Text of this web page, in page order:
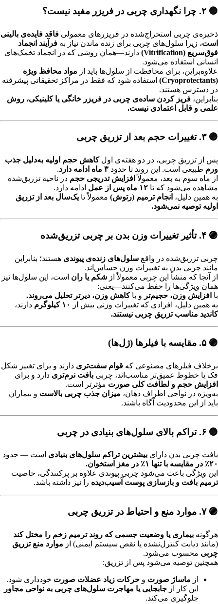
🟣 ۲. چرا نگهداری چربی در فریزر مفید نیست؟
ذخیره‌ی چربی استخراج‌شده در فریزرهای معمولی فاقد فایده‌ی بالینی
است، زیرا سلول‌های چربی برای زنده ماندن نیاز به فرآیند انجماد
فوق‌سریع (Vitrification)
دارند—همان روشی که در انجماد تخمک‌های
انسانی استفاده می‌شود.
علاوه‌براین، برای محافظت از سلول‌ها باید از مواد محافظ ویژه
(Cryoprotectants)
استفاده شود که فقط در مراکز تحقیقاتی پیشرفته
در دسترس هستند.
بنابراین، فریز کردن ساده‌ی چربی در فریزر خانگی یا کلینیکی، روش
علمی و قابل اعتمادی نیست.
🟣 ۳. تغییرات حجم بعد از تزریق چربی
پس از تزریق چربی، در دو هفته‌ی اولکاهش حجم اولیه به‌دلیل جذب
ورم طبیعی است. این روند تا حدود ۳ ماه ادامه دارد
.
از ماه سوم به بعد، معمولاً افزایش تدریجی حجم در ناحیه تزریق‌شده
مشاهده می‌شود که تا ۱۲ ماه پس از عمل
ادامه دارد.
به همین دلیل، انجام ترمیم (رتوش) معمولاً تا یک‌سال بعد از تزریق
اولیه توصیه نمی‌شود.
🟣 ۴. تأثیر تغییرات وزن بدن بر چربی تزریق‌شده
چربی تزریق‌شده در واقع سلول‌های زنده‌ی پیوندی هستند؛ بنابراین
مانند چربی بدن به تغییرات وزن حساس‌اند.
از آنجا که منشأ این چربی معمولاً از شکم یا ران است، این سلول‌ها نیز
همان ویژگی‌ها را حفظ می‌کنند—یعنی:
با افزایش وزن، حجیم‌تر و باکاهش وزن، دیرتر تحلیل می‌روند.
به همین دلیل، افرادی که تغییرات وزنی بیش از
۱۰ کیلوگرم
دارند،
کاندید مناسب تزریق چربی نیستند.
🟣 ۵. مقایسه با فیلرها (ژل‌ها)
برخلاف فیلرهای مصنوعی که قوام سفت‌تری دارند و برای تغییر شکل
فک یا خطوط عمیق‌تر مناسب‌اند، چربی بافت نرم‌تری دارد و برای
افزایش حجم و لطافت کلی صورت مؤثرتر است.
به‌ویژه در نواحی اطراف دهان، میزان جذب چربی بالاست و بیماران
باید از این محدودیت آگاه باشند.
🟣 ۶. تراکم بالای سلول‌های بنیادی در چربی
بافت چربی بدن دارای بیشترین تراکم سلول‌های بنیادی است — حدود
۲۰٪ در مقایسه با تنها ۱٪ در مغز استخوان.
این ویژگی باعث می‌شود چربی پیوندی علاوه بر پرکنندگی، خاصیت
ترمیم بافت و بازسازی پوست آسیب‌دیده را نیز داشته باشد.
🟣 ۷. موارد منع و احتیاط در تزریق چربی
هرگونه بیماری یا وضعیت جسمی که روند ترمیم زخم را مختل کند
(مانند دیابت کنترل‌نشده یا نقص سیستم ایمنی) از موارد منع تزریق
چربی محسوب می‌شود.
همچنین توصیه می‌شود پس از تزریق:
از ماساژ صورت و حرکات زیاد عضلات صورت خودداری شود.
این کار از جابجایی یا مهاجرت سلول‌های چربی به نواحی مجاور
جلوگیری می‌کند.